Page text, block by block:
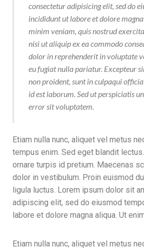
consectetur adipisicing elit, sed do
incididunt ut labore et dolore
minim veniam, quis nostrud
nisi ut aliquip ex ea commodo
dolor in reprehenderit in voluptate
eu fugiat nulla pariatur. Excepteur
non proident, sunt in culpaqui
id est laborum. Sed ut perspiciatis
error sit voluptatem.
Etiam nulla nunc, aliquet vel metus
tempus enim. Sed eget blandit
ornare turpis id pretium. Maecenas
dolor in vestibulum. Proin euismod
ligula luctus. Lorem ipsum dolor sit
adipiscing elit, sed do eiusmod
labore et dolore magna aliqua. Ut
Etiam nulla nunc, aliquet vel metus